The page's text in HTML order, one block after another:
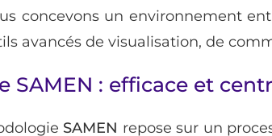
concevons un environnement
avancés de visualisation, de
SAMEN : efficace et
SAMEN repose sur un